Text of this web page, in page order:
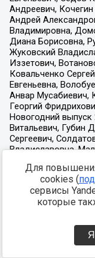
Для
cookies (
сервисы
которые